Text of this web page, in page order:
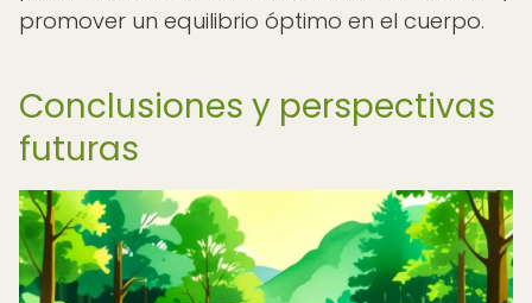
promover un equilibrio óptimo en el cuerpo.
Conclusiones y perspectivas
futuras